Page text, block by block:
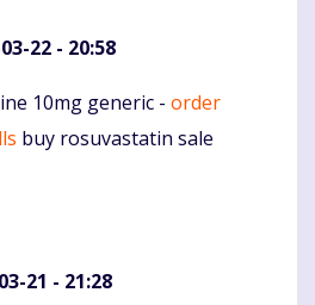
22 - 20:58
10mg generic - order
buy rosuvastatin sale
21 - 21:28